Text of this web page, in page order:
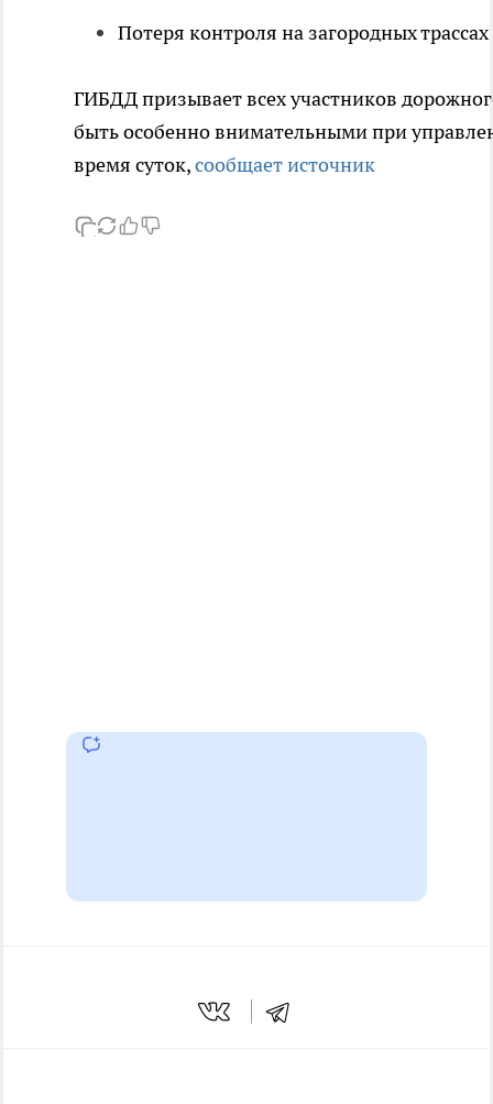
Потеря контроля на загородных трассах
ГИБДД призывает всех участников
быть особенно внимательными при
время суток,сообщает источник